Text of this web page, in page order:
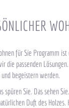
für Sie Programm ist
die passenden
begeistern werden.
spüren Sie. Das sehen
Duft des